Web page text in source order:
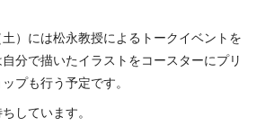
）には松永教授によるトークイベントを
分で描いたイラストをコースターにプリ
プも行う予定です。
しています。